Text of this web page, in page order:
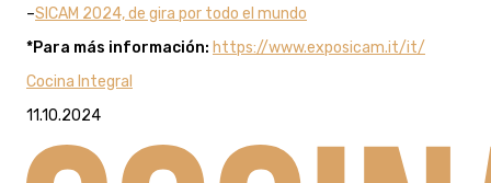
–SICAM 2024, de gira por todo el mundo
*Para más información: https://www.exposicam.it/it/
Cocina Integral
11.10.2024